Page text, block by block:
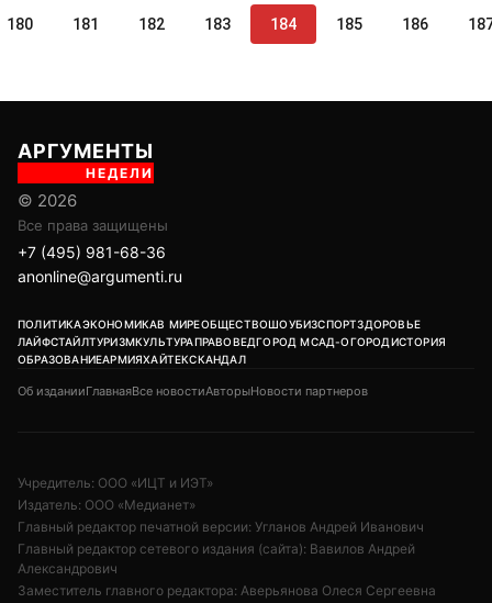
180 181 182 183 184 185 186
АРГУМЕНТЫ
НЕДЕЛИ
© 2026
Все права защищены
+7 (495) 981-68-36
anonline@argumenti.ru
ПОЛИТИКАЭКОНОМИКАВ МИРЕОБЩЕСТВОШОУБИЗСПОРТЗДОРОВЬЕ
ЛАЙФСТАЙЛТУРИЗМКУЛЬТУРАПРАВОВЕДГОРОД МСАД-ОГОРОДИСТОРИЯ
ОБРАЗОВАНИЕАРМИЯХАЙТЕКСКАНДАЛ
Об изданииГлавнаяВсе новостиАвторыНовости партнеров
Учредитель: ООО «ИЦТ и ИЭТ»
Издатель: ООО «Медианет»
Главный редактор печатной версии: Угланов Андрей Иванович
Главный редактор сетевого издания (сайта): Вавилов Андрей
Александрович
Заместитель главного редактора: Аверьянова Олеся Сергеевна